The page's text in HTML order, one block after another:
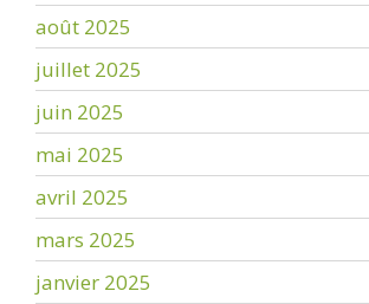
août 2025
juillet 2025
juin 2025
mai 2025
avril 2025
mars 2025
janvier 2025